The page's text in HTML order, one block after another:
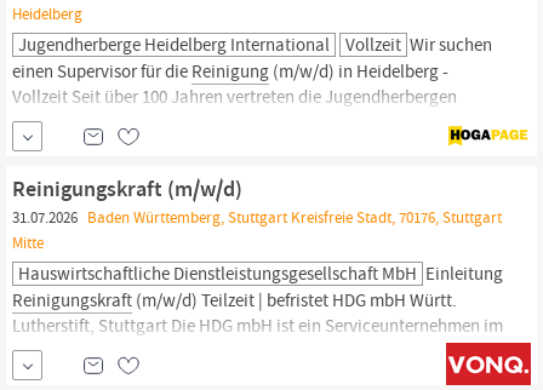
Heidelberg
Jugendherberge Heidelberg International Vollzeit Wir suchen
einen Supervisor für die Reinigung (m/w/d) in Heidelberg -
Vollzeit Seit über 100 Jahren vertreten die Jugendherbergen
Werte, die das Leben bereichern. Als gemeinnütziger Verband
betreiben wir 47 Jugendherbergen an den schönsten Orten in
Wir schaffen Momente und Erlebnisse, die
im Kopf bleiben und zu Herzen...
Reinigungskraft (m/w/d)
31.07.2026 Baden Württemberg, Stuttgart Kreisfreie Stadt, 70176, Stuttgart
Mitte
Hauswirtschaftliche Dienstleistungsgesellschaft MbH Einleitung
Reinigungskraft (m/w/d) Teilzeit | befristet HDG mbH Württ.
Lutherstift, Stuttgart Die HDG mbH ist ein Serviceunternehmen im
Konzern der Evangelischen Heimstiftung GmbH, einem der
größten Träger im Bereich Altenhilfe und Rehabilitation in